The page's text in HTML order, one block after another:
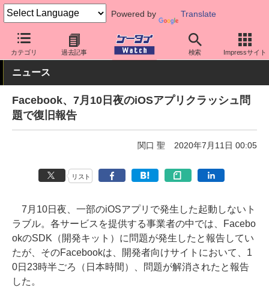
Powered by Translate
カテゴリ 過去記事 検索 Impressサイト
ケータイ Watch OS iPhone (iOS) アプリ・サービス
ニュース
Facebook、7月10日夜のiOSアプリクラッシュ問
題で復旧報告
関口 聖 2020年7月11日 00:05
リスト
7月10日夜、一部のiOSアプリで発生した起動しないト
ラブル。各サービスを提供する事業者の中では、Facebo
okのSDK（開発キット）に問題が発生したと報告してい
たが、そのFacebookは、開発者向けサイトにおいて、1
0日23時半ごろ（日本時間）、問題が解消されたと報告
した。